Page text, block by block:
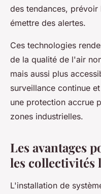
des tendances,
émettre des alertes.
Ces technologies
de la qualité de l'air
mais aussi plus
surveillance continue
une protection accrue
zones industrielles.
Les avantages
les collectivités
L'installation de